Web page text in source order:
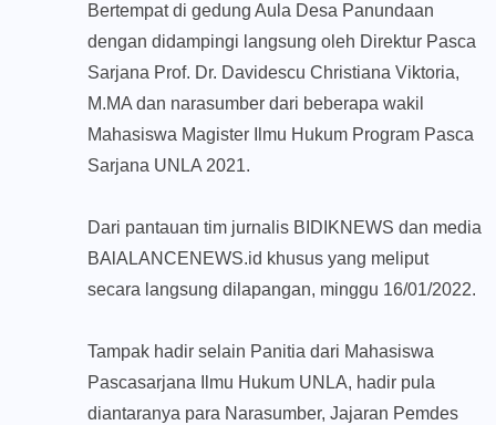
Bertempat di gedung Aula Desa Panundaan
dengan didampingi langsung oleh Direktur Pasca
Sarjana Prof. Dr. Davidescu Christiana Viktoria,
M.MA dan narasumber dari beberapa wakil
Mahasiswa Magister Ilmu Hukum Program Pasca
Sarjana UNLA 2021.
Dari pantauan tim jurnalis BIDIKNEWS dan media
BAlALANCENEWS.id khusus yang meliput
secara langsung dilapangan, minggu 16/01/2022.
Tampak hadir selain Panitia dari Mahasiswa
Pascasarjana Ilmu Hukum UNLA, hadir pula
diantaranya para Narasumber, Jajaran Pemdes